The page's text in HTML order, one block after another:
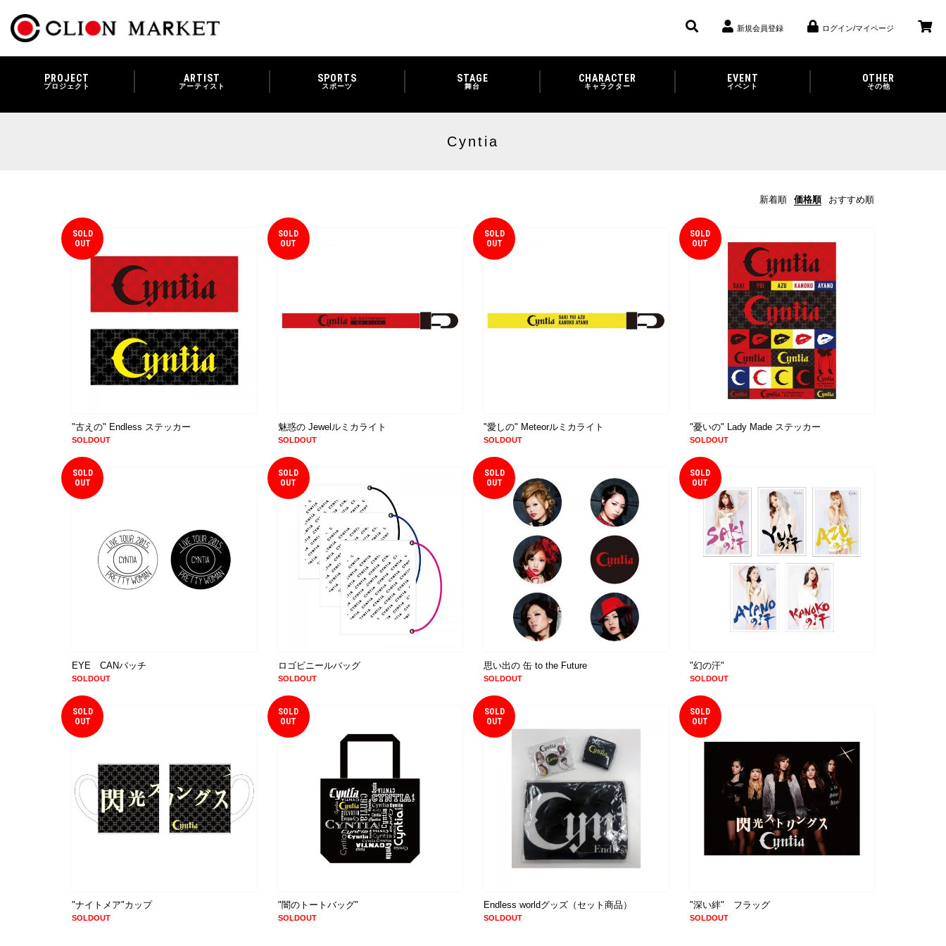
新規会員登録 ログイン/マイページ
PROJECT
プロジェクト
ARTIST
アーティスト
SPORTS
スポーツ
STAGE
舞台
CHARACTER
キャラクター
EVENT
イベント
OTHER
その他
Cyntia
新着順 価格順 おすすめ順
SOLD
OUT
"古えの" Endless ステッカー
SOLDOUT
SOLD
OUT
魅惑の Jewelルミカライト
SOLDOUT
SOLD
OUT
"愛しの" Meteorルミカライト
SOLDOUT
SOLD
OUT
"憂いの" Lady Made ステッカー
SOLDOUT
SOLD
OUT
EYE CANバッチ
SOLDOUT
SOLD
OUT
ロゴビニールバッグ
SOLDOUT
SOLD
OUT
思い出の 缶 to the Future
SOLDOUT
SOLD
OUT
"幻の汗"
SOLDOUT
SOLD
OUT
"ナイトメア"カップ
SOLDOUT
SOLD
OUT
"闇のトートバッグ"
SOLDOUT
SOLD
OUT
Endless worldグッズ（セット商品）
SOLDOUT
SOLD
OUT
"深い絆" フラッグ
SOLDOUT